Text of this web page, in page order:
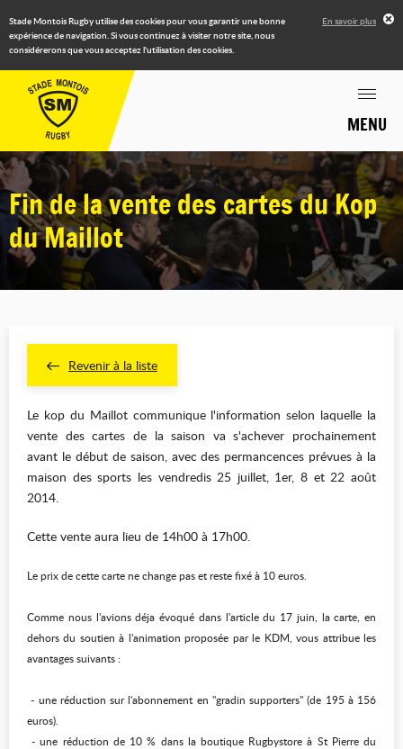
Stade Montois Rugby utilise des cookies pour vous garantir une bonne
expérience de navigation. Si vous continuez à visiter notre site, nous
considérerons que vous acceptez l'utilisation des cookies.
En savoir plus
MENU
Fin de la vente des cartes du Kop
du Maillot
Revenir à la liste
Le kop du Maillot communique l'information selon laquelle la
vente des cartes de la saison va s'achever prochainement
avant le début de saison, avec des permancences prévues à la
maison des sports les vendredis 25 juillet, 1er, 8 et 22 août
2014.
Cette vente aura lieu de 14h00 à 17h00.
Le prix de cette carte ne change pas et reste fixé à 10 euros.
Comme nous l'avions déja évoqué dans l'article du 17 juin, la carte, en
dehors du soutien à l'animation proposée par le KDM, vous attribue les
avantages suivants :
- une réduction sur l'abonnement en "gradin supporters" (de 195 à 156
euros).
- une réduction de 10 % dans la boutique Rugbystore à St Pierre du